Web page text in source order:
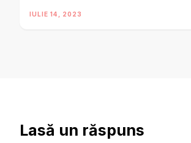
IULIE 14, 2023
Lasă un răspuns